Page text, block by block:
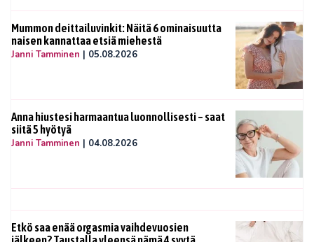
Mummon deittailuvinkit: Näitä 6 ominaisuutta
naisen kannattaa etsiä miehestä
Janni Tamminen | 05.08.2026
Anna hiustesi harmaantua luonnollisesti – saat
siitä 5 hyötyä
Janni Tamminen | 04.08.2026
Etkö saa enää orgasmia vaihdevuosien